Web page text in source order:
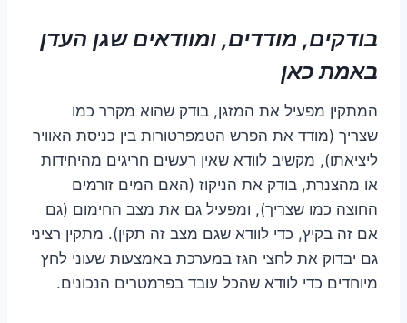
בודקים, מודדים, ומוודאים שגן העדן
באמת כאן
המתקין מפעיל את המזגן, בודק שהוא מקרר כמו
שצריך (מודד את הפרש הטמפרטורות בין כניסת האוויר
ליציאתו), מקשיב לוודא שאין רעשים חריגים מהיחידות
או מהצנרת, בודק את הניקוז (האם המים זורמים
החוצה כמו שצריך), ומפעיל גם את מצב החימום (גם
אם זה בקיץ, כדי לוודא שגם מצב זה תקין). מתקין רציני
גם יבדוק את לחצי הגז במערכת באמצעות שעוני לחץ
מיוחדים כדי לוודא שהכל עובד בפרמטרים הנכונים.